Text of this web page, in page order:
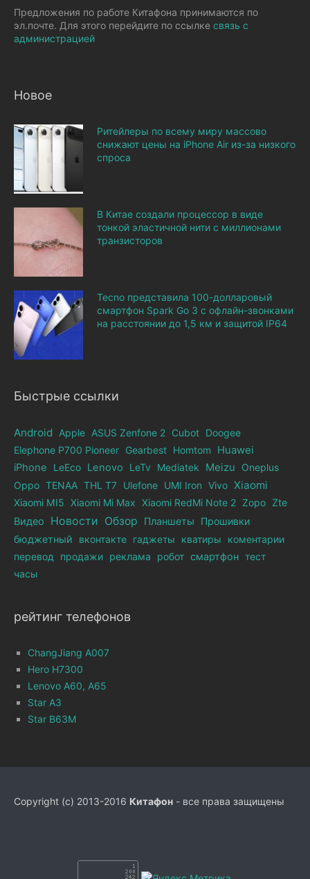
Предложения по работе Китафона принимаются по
эл.почте. Для этого перейдите по ссылке связь с
администрацией
Новое
Ритейлеры по всему миру массово
снижают цены на iPhone Air из-за низкого
спроса
В Китае создали процессор в виде
тонкой эластичной нити с миллионами
транзисторов
Tecno представила 100-долларовый
смартфон Spark Go 3 с офлайн-звонками
на расстоянии до 1,5 км и защитой IP64
Быстрые ссылки
Android Apple ASUS Zenfone 2 Cubot Doogee
Elephone Р700 Pioneer Gearbest Homtom
Huawei
iPhone
LeEco Lenovo LeTv Mediatek Meizu
Oneplus
Oppo TENAA THL T7 Ulefone UMI Iron Vivo Xiaomi
Xiaomi MI5 Xiaomi Mi Max Xiaomi RedMi Note 2 Zopo Zte
Видео Новости Обзор Планшеты
Прошивки
бюджетный
вконтакте гаджеты кватиры
коментарии
перевод продажи реклама робот смартфон тест
часы
рейтинг телефонов
ChangJiang A007
Hero H7300
Lenovo A60, A65
Star A3
Star B63M
Copyright (c) 2013-2016 Китафон - все права защищены